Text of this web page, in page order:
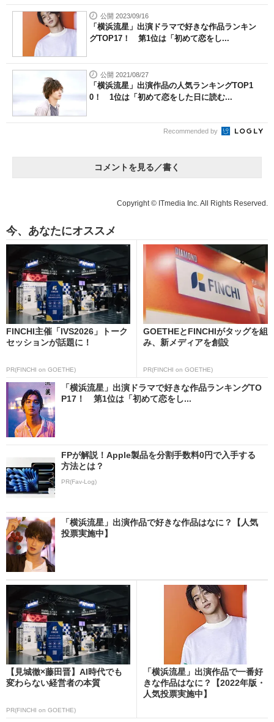
公開 2023/09/16
「横浜流星」出演ドラマで好きな作品ランキン
グTOP17！ 第1位は「初めて恋をし...
公開 2021/08/27
「横浜流星」出演作品の人気ランキングTOP1
0！ 1位は「初めて恋をした日に読む...
Recommended by
コメントを見る／書く
Copyright © ITmedia Inc. All Rights Reserved.
今、あなたにオススメ
FINCHI主催「IVS2026」トーク
セッションが話題に！
PR(FINCHI on GOETHE)
GOETHEとFINCHIがタッグを組
み、新メディアを創設
PR(FINCHI on GOETHE)
「横浜流星」出演ドラマで好きな作品ランキングTO
P17！ 第1位は「初めて恋をし...
FPが解説！Apple製品を分割手数料0円で入手する
方法とは？
PR(Fav-Log)
「横浜流星」出演作品で好きな作品はなに？【人気
投票実施中】
【見城徹×藤田晋】AI時代でも
変わらない経営者の本質
PR(FINCHI on GOETHE)
「横浜流星」出演作品で一番好
きな作品はなに？【2022年版・
人気投票実施中】